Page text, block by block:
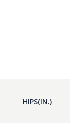
HIPS(IN.)